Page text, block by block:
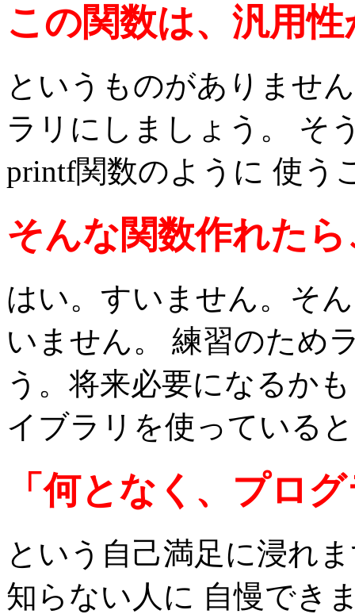
この関数は、汎用
というものがありませ
ラリにしましょう。 そ
printf関数のように 使う
そんな関数作れた
はい。すいません。そ
いません。 練習のため
う。将来必要になるか
イブラリを使っていると
「何となく、プロ
という自己満足に浸れ
知らない人に 自慢でき